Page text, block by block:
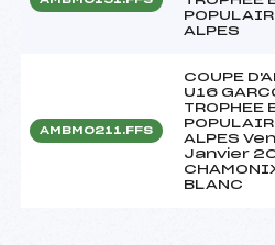
ALPES
AMBM0211.FFS
COUPE
U16
TROPHEE
ALPES
Janvier
BLANC